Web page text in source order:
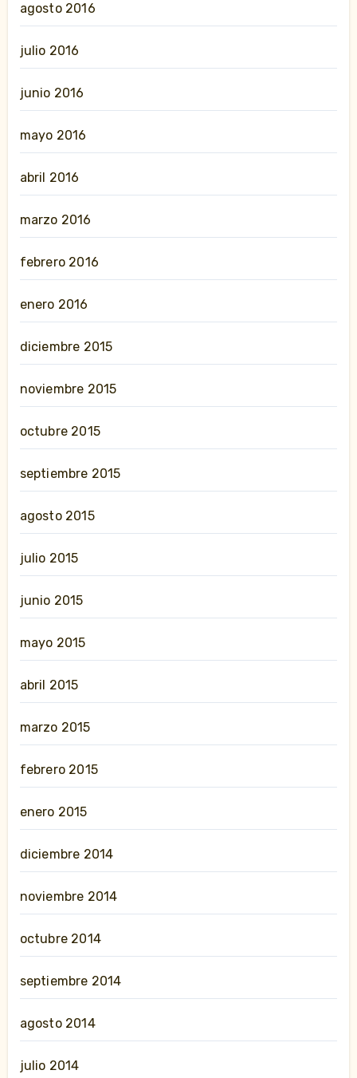
agosto 2016
julio 2016
junio 2016
mayo 2016
abril 2016
marzo 2016
febrero 2016
enero 2016
diciembre 2015
noviembre 2015
octubre 2015
septiembre 2015
agosto 2015
julio 2015
junio 2015
mayo 2015
abril 2015
marzo 2015
febrero 2015
enero 2015
diciembre 2014
noviembre 2014
octubre 2014
septiembre 2014
agosto 2014
julio 2014